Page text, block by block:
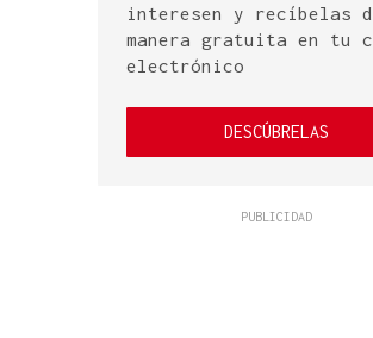
interesen y recíbelas
manera gratuita en tu
electrónico
DESCÚBRELAS